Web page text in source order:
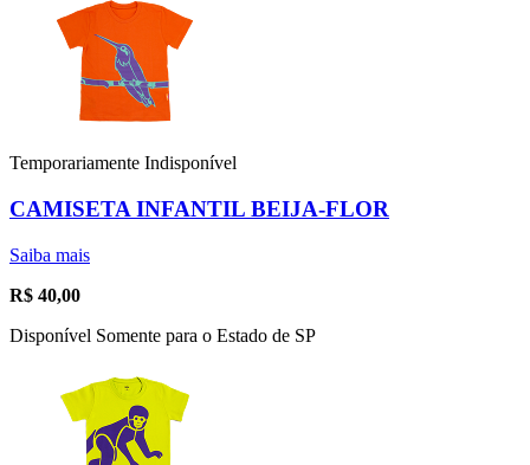
Temporariamente Indisponível
CAMISETA INFANTIL BEIJA-FLOR
Saiba mais
R$ 40,00
Disponível Somente para o Estado de SP